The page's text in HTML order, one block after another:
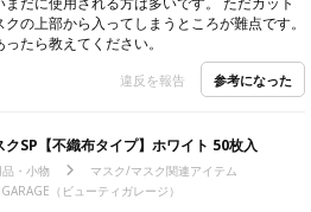
の上部から入ってしまうところが難点です。
たら教えてください。
違反を報告 参考になった
SP【不織布タイプ】ホワイト 50枚入
・小物
マスク/マスク関連アイテム
GARAGE（ビューティガレージ）